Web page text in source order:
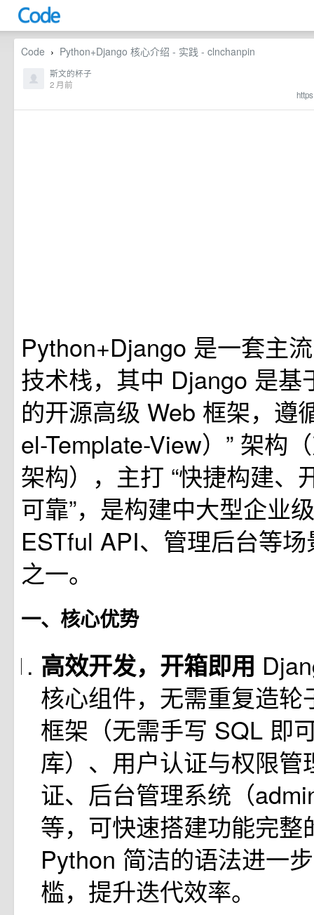
Code › Python+Django 核心介绍 - 实践 - clnchanpin
斯文的杯子
2 月前
Python+Django 是一套主
技术栈，其中 Django 是基
的开源高级 Web 框架，遵
el-Template-View）” 架构
架构），主打 “快捷构建、
可靠”，是构建中大型企业
ESTful API、管理后台等
之一。
一、核心优势
高效开发，开箱即用
核心组件，无需重复造轮
框架（无需手写 SQL 即
库）、用户认证与权限管
证、后台管理系统（
等，可快速搭建功能完整
Python 简洁的语法进一
槛，提升迭代效率。